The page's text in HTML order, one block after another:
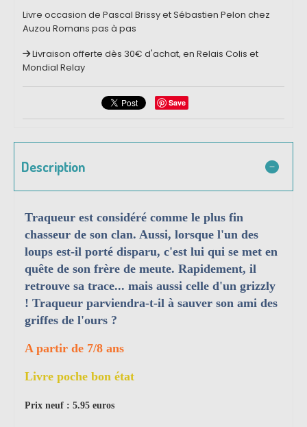
Livre occasion de Pascal Brissy et Sébastien Pelon chez
Auzou Romans pas à pas
Livraison offerte dès 30€ d'achat, en Relais Colis et
Mondial Relay
Save
Description
Traqueur est considéré comme le plus fin
chasseur de son clan. Aussi, lorsque l'un des
loups est-il porté disparu, c'est lui qui se met en
quête de son frère de meute. Rapidement, il
retrouve sa trace... mais aussi celle d'un grizzly
! Traqueur parviendra-t-il à sauver son ami des
griffes de l'ours ?
A partir de 7/8 ans
Livre poche bon état
Prix neuf : 5.95 euros